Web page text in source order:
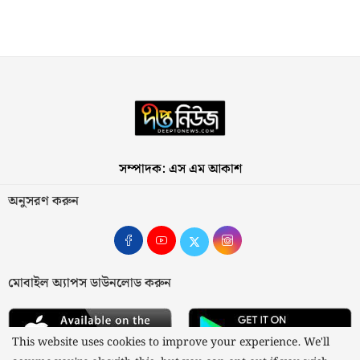
সম্পাদক: এস এম আকাশ
অনুসরণ করুন
মোবাইল অ্যাপস ডাউনলোড করুন
This website uses cookies to improve your experience. We'll